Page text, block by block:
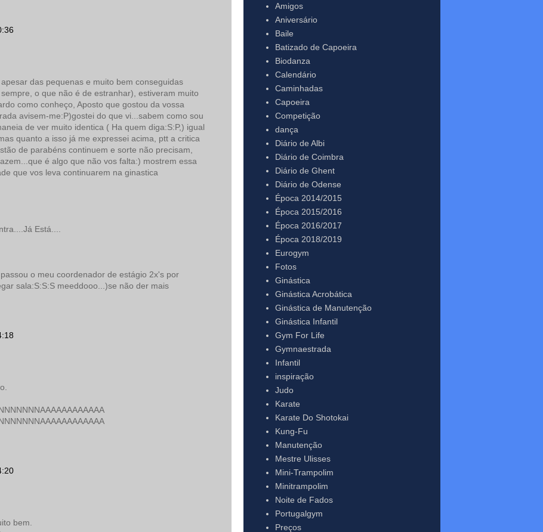
das pequenas e muito bem conseguidas
o que não é de estranhar), estiveram muito
como conheço, Aposto que gostou da vossa
avisem-me:P)gostei do que vi...sabem como sou
de ver muito identica ( Ha quem diga:S:P,) igual
quanto a isso já me expressei acima, ptt a critica
de parabéns continuem e sorte não precisam,
é algo que não vos falta:) mostrem essa
que vos leva continuarem na ginastica
Está....
o meu coordenador de estágio 2x's por
sala:S:S:S meeddooo...)se não der mais
bem.
Amigos
Aniversário
Baile
Batizado de Capoeira
Biodanza
Calendário
Caminhadas
Capoeira
Competição
dança
Diário de Albi
Diário de Coimbra
Diário de Ghent
Diário de Odense
Época 2014/2015
Época 2015/2016
Época 2016/2017
Época 2018/2019
Eurogym
Fotos
Ginástica
Ginástica Acrobática
Ginástica de Manutenção
Ginástica Infantil
Gym For Life
Gymnaestrada
Infantil
inspiração
Judo
Karate
Karate Do Shotokai
Kung-Fu
Manutenção
Mestre Ulisses
Mini-Trampolim
Minitrampolim
Noite de Fados
Portugalgym
Preços